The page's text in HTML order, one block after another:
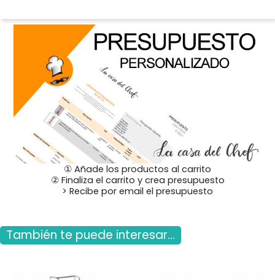
① Añade los productos al carrito
② Finaliza el carrito y crea presupuesto
> Recibe por email el presupuesto
También te puede interesar...